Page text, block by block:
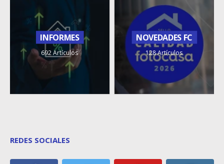
INFORMES
692 Artículos
NOVEDADES FC
128 Artículos
REDES SOCIALES